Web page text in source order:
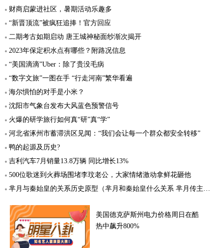
财商启蒙进社区，暑期活动乐趣多
“新晋顶流”被疯狂追捧！官方回应
二期考古如期启动 唐王城神秘面纱渐次揭开
2023年保定积水点有哪些？附路况信息
“美国滴滴”Uber：除了贵没毛病
“数字文旅”一图在手 “行走河南”繁华看遍
海尔惧怕的对手是小米？
沈阳市气象台发布大风蓝色预警信号
火爆的研学旅行如何真“研”真“学”
河北省涿州市蓄滞洪区见闻：“我们会让每一个群众都安全转移”
鸭的起源及历史?
吉利汽车7月销量13.8万辆 同比增长13%
500位歌迷到火葬场围堵李玟老公，大家情绪激动拿鲜花砸他
芈月与秦始皇的关系历史原型（芈月和秦始皇什么关系 芈月传主要人物关系图）
美国德克萨斯州电力价格周日在酷
热中飙升800%